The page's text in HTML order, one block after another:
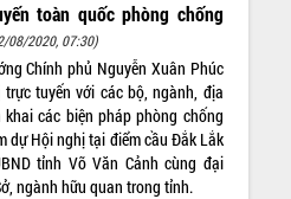
toàn quốc phòng chống
08/2020, 07:30)
Chính phủ Nguyễn Xuân Phúc
tuyến với các bộ, ngành, địa
các biện pháp phòng chống
dự Hội nghị tại điểm cầu Đắk Lắk
tỉnh Võ Văn Cảnh cùng đại
ngành hữu quan trong tỉnh.